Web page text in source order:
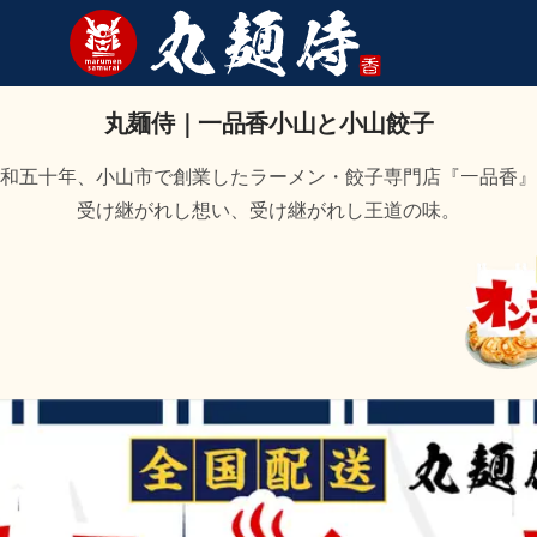
丸麺侍｜一品香小山と小山餃子
五十年、小山市で創業したラーメン・餃子専門店『一品香
受け継がれし想い、受け継がれし王道の味。